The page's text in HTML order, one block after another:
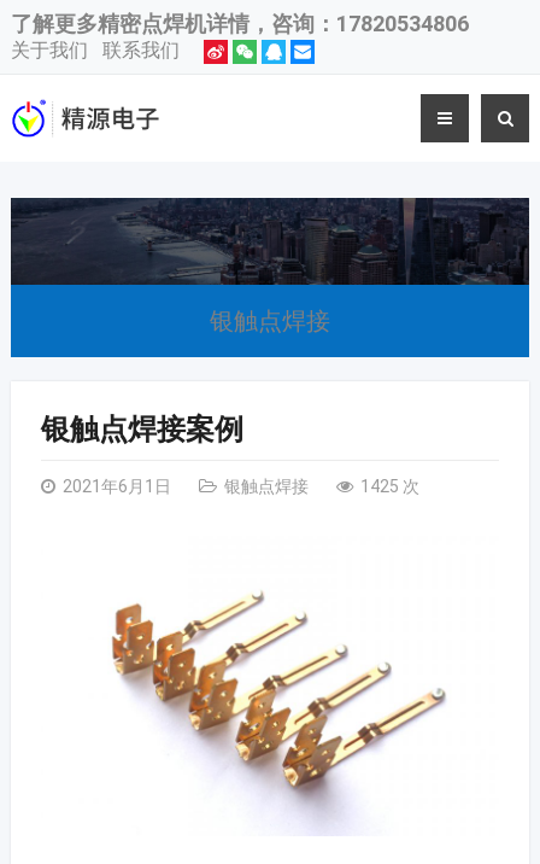
了解更多精密点焊机详情，咨询：17820534806
关于我们 联系我们
银触点焊接
银触点焊接案例
2021年6月1日 银触点焊接 1425 次